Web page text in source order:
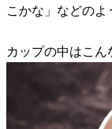
こかな」などのよ
カップの中はこん